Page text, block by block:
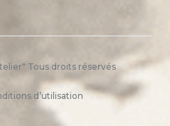
Tous droits réservés
d’utilisation